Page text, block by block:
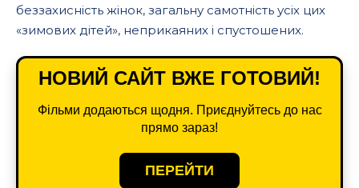
беззахисність жінок, загальну самотність усіх цих
«зимових дітей», неприкаяних і спустошених.
НОВИЙ САЙТ ВЖЕ ГОТОВИЙ!
Фільми додаються щодня. Приєднуйтесь до нас
прямо зараз!
ПЕРЕЙТИ